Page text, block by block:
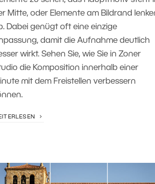
Mitte, oder Elemente am Bildrand
Dabei genügt oft eine einzige
damit die Aufnahme deutlich
wirkt. Sehen Sie, wie Sie in Zoner
die Komposition innerhalb einer
mit dem Freistellen verbessern